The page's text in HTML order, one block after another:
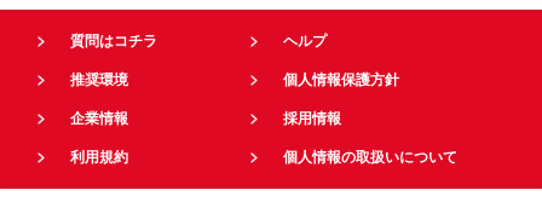
質問はコチラ ヘルプ
推奨環境 個人情報保護方針
企業情報 採用情報
利用規約 個人情報の取扱いについて